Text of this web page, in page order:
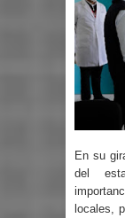
En su
del
locales,